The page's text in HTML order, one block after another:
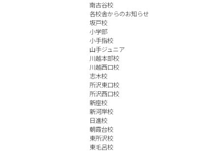
南古谷校
各校舎からのお知らせ
坂戸校
小学部
小手指校
山手ジュニア
川越本部校
川越西口校
志木校
所沢東口校
所沢西口校
新座校
新河岸校
日進校
朝霞台校
東所沢校
東毛呂校